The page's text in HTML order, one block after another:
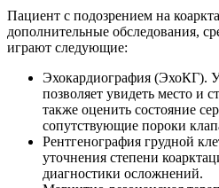
Пациент с подозрением на
дополнительные обследования,
играют следующие:
Эхокардиография (ЭхоКГ).
позволяет увидеть место и
также оценить состояние
сопутствующие пороки
Рентгенография грудной
уточнения степени
диагностики осложнений.